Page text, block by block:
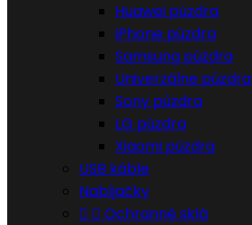
Huawei púzdra
iPhone púzdra
Samsung púzdra
Univerzálne púzdra
Sony púzdra
LG púzdra
Xiaomi púzdra
USB káble
Nabíjačky
  Ochranné sklá